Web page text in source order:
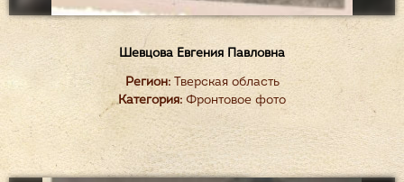
Шевцова Евгения Павловна
Регион:Тверская область
Категория: Фронтовое фото